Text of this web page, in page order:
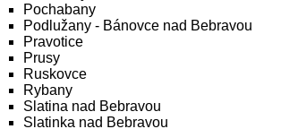
Pochabany
Podlužany - Bánovce nad Bebravou
Pravotice
Prusy
Ruskovce
Rybany
Slatina nad Bebravou
Slatinka nad Bebravou